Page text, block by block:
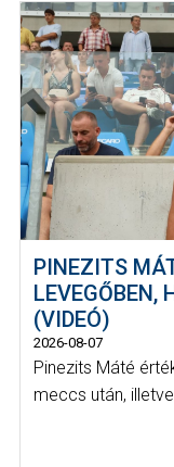
PINEZITS
LEVEGŐBEN,
(VIDEÓ)
2026-08-07
Pinezits Máté
meccs után, illetve